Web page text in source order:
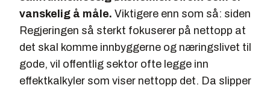
vanskelig å måle. Viktigere enn som så: siden
Regjeringen så sterkt fokuserer på nettopp at
det skal komme innbyggerne og næringslivet til
gode, vil offentlig sektor ofte legge inn
effektkalkyler som viser nettopp det. Da slipper